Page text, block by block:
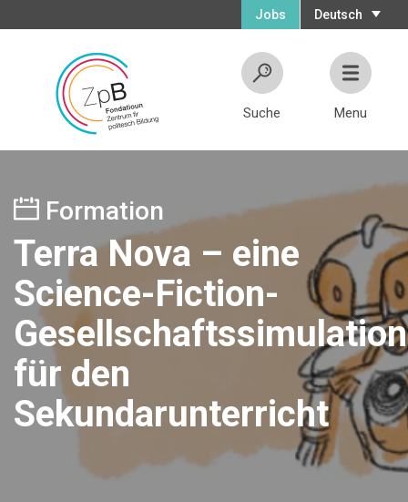
Deutsch
Jobs
Suche Menu
Formation
Terra Nova – eine
Science-Fiction-
Gesellschaftssimulation
für den
Sekundarunterricht